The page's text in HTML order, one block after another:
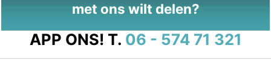
met ons wilt delen?
APP ONS! T. 06 - 574 71 321